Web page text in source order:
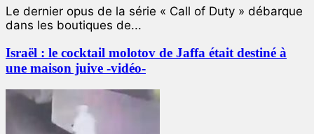
Le dernier opus de la série « Call of Duty » débarque
dans les boutiques de...
Israël : le cocktail molotov de Jaffa était destiné à
une maison juive -vidéo-